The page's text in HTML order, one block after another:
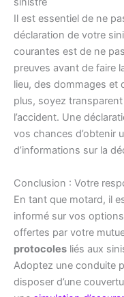
Il est essentiel de ne
déclaration de votre
courantes est de ne
preuves avant de faire
lieu, des dommages et
plus, soyez
l’accident. Une
vos chances d’obtenir
d’informations sur la
Conclusion : Votre
En tant que motard, il
informé sur vos
offertes par votre
protocoles liés aux
Adoptez une conduite
disposer d’une